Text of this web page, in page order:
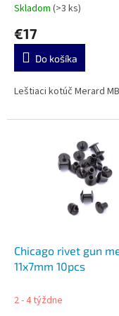
Skladom (>3 ks)
€17
Do košíka
Leštiaci kotúč Merard MB
Chicago rivet gun
11x7mm 10pcs
2 - 4 týždne